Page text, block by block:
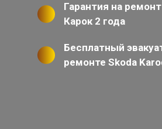
Гарантия на
Карок 2 года
Бесплатный
ремонте Skoda